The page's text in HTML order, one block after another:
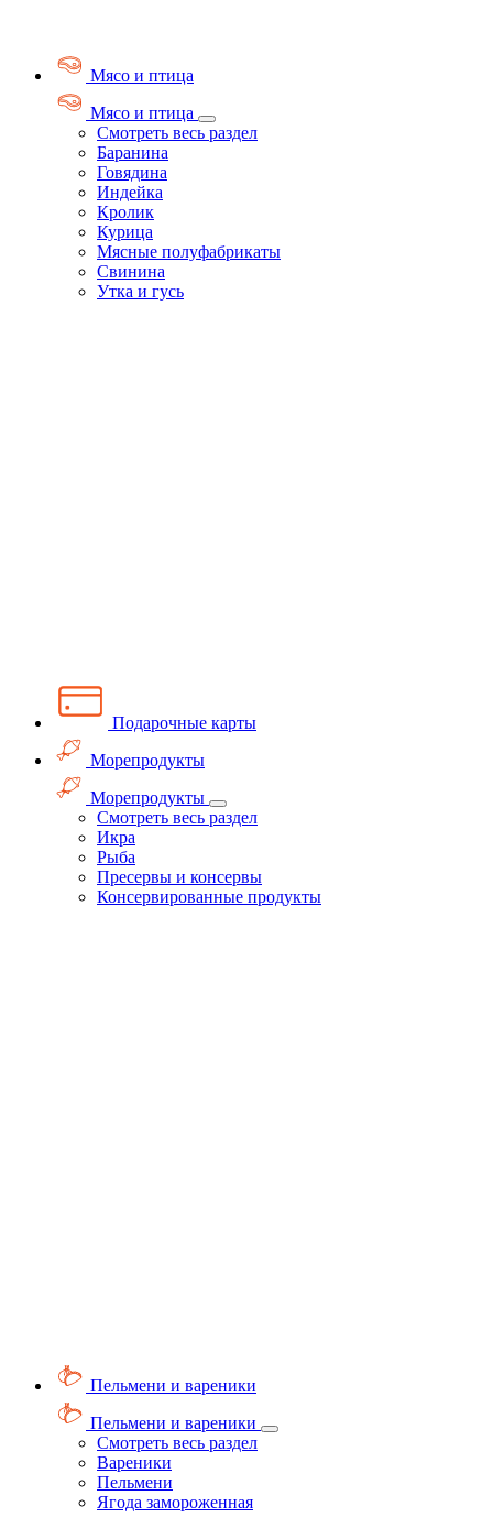
Мясо и птица
Мясо и птица
Смотреть весь раздел
Баранина
Говядина
Индейка
Кролик
Курица
Мясные полуфабрикаты
Свинина
Утка и гусь
Подарочные карты
Морепродукты
Морепродукты
Смотреть весь раздел
Икра
Рыба
Пресервы и консервы
Консервированные продукты
Пельмени и вареники
Пельмени и вареники
Смотреть весь раздел
Вареники
Пельмени
Ягода замороженная